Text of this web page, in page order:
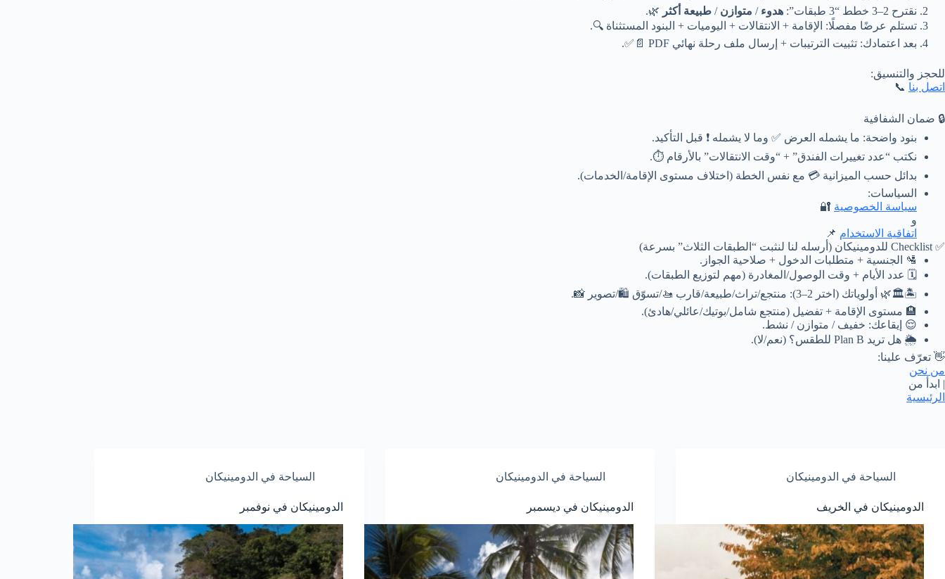
نقترح 2–3 خطط “3 طبقات”:
هدوء / متوازن / طبيعة أكثر 🌿.
تستلم عرضًا مفصلًا: الإقامة + الانتقالات + اليوميات + البنود المستثناة 🔍.
بعد اعتمادك: تثبيت الترتيبات + إرسال ملف رحلة نهائي PDF 📄✅.
للحجز والتنسيق:
اتصل بنا 📞
🔒 ضمان الشفافية
بنود واضحة: ما يشمله العرض ✅ وما لا يشمله ❗ قبل التأكيد.
نكتب “عدد تغييرات الفندق” + “وقت الانتقالات” بالأرقام ⏱️.
بدائل حسب الميزانية 💳 مع نفس الخطة (اختلاف مستوى الإقامة/الخدمات).
السياسات:
سياسة الخصوصية 🔐
و
اتفاقية الاستخدام 📌
✅ Checklist للدومينيكان (أرسله لنا لنثبت “الطبقات الثلاث” بسرعة)
🛂 الجنسية + متطلبات الدخول + صلاحية الجواز.
🗓️ عدد الأيام + وقت الوصول/المغادرة (مهم لتوزيع الطبقات).
🏝️🏛️🌿 أولوياتك (اختر 2–3): منتجع/تراث/طبيعة/قارب 🚤/تسوّق 🛍️/تصوير 📸.
🏨 مستوى الإقامة + تفضيل (منتجع شامل/بوتيك/عائلي/هادئ).
😌 إيقاعك: خفيف / متوازن / نشط.
🌦️ هل تريد Plan B للطقس؟ (نعم/لا).
👋 تعرّف علينا:
من نحن
| ابدأ من
الرئيسية
السياحة في الدومينيكان
الدومينيكان في الخريف
السياحة في الدومينيكان
الدومينيكان في ديسمبر
السياحة في الدومينيكان
الدومينيكان في نوفمبر